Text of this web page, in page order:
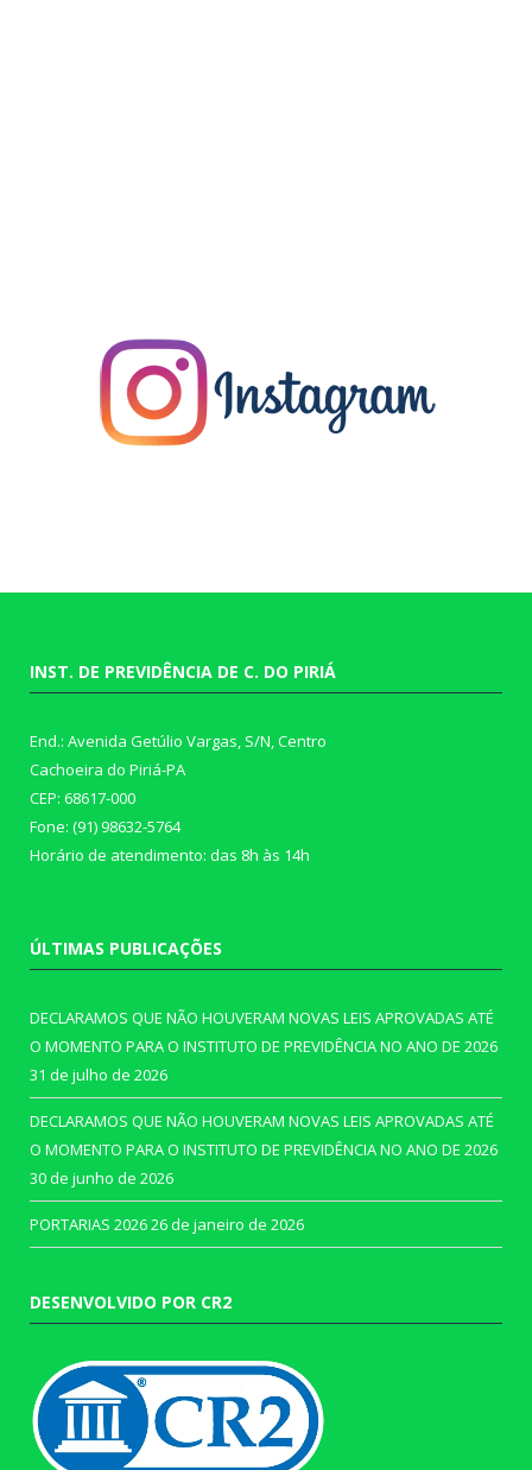
INST. DE PREVIDÊNCIA DE C. DO PIRIÁ
End.: Avenida Getúlio Vargas, S/N, Centro
Cachoeira do Piriá-PA
CEP: 68617-000
Fone: (91) 98632-5764
Horário de atendimento: das 8h às 14h
ÚLTIMAS PUBLICAÇÕES
DECLARAMOS QUE NÃO HOUVERAM NOVAS LEIS APROVADAS ATÉ
O MOMENTO PARA O INSTITUTO DE PREVIDÊNCIA NO ANO DE 2026
31 de julho de 2026
DECLARAMOS QUE NÃO HOUVERAM NOVAS LEIS APROVADAS ATÉ
O MOMENTO PARA O INSTITUTO DE PREVIDÊNCIA NO ANO DE 2026
30 de junho de 2026
PORTARIAS 202626 de janeiro de 2026
DESENVOLVIDO POR CR2